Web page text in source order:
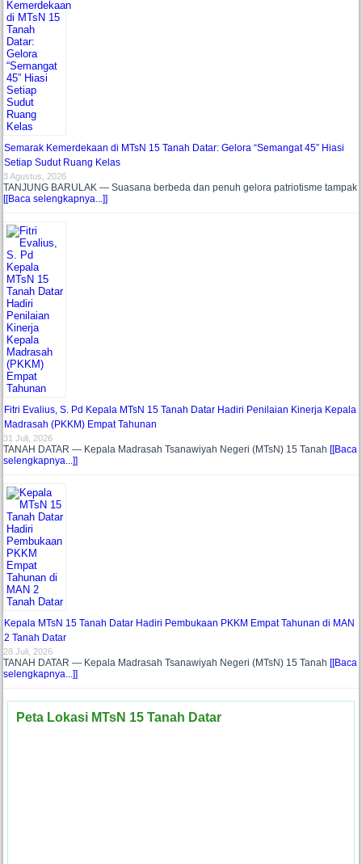
Semarak Kemerdekaan di MTsN 15 Tanah Datar: Gelora “Semangat 45” Hiasi
Setiap Sudut Ruang Kelas
3 Agustus, 2026
TANJUNG BARULAK — Suasana berbeda dan penuh gelora patriotisme tampak
[[Baca selengkapnya...]]
Fitri Evalius, S. Pd Kepala MTsN 15 Tanah Datar Hadiri Penilaian Kinerja Kepala
Madrasah (PKKM) Empat Tahunan
31 Juli, 2026
TANAH DATAR — Kepala Madrasah Tsanawiyah Negeri (MTsN) 15 Tanah[[Baca
selengkapnya...]]
Kepala MTsN 15 Tanah Datar Hadiri Pembukaan PKKM Empat Tahunan di MAN
2 Tanah Datar
28 Juli, 2026
TANAH DATAR — Kepala Madrasah Tsanawiyah Negeri (MTsN) 15 Tanah[[Baca
selengkapnya...]]
Peta Lokasi MTsN 15 Tanah Datar